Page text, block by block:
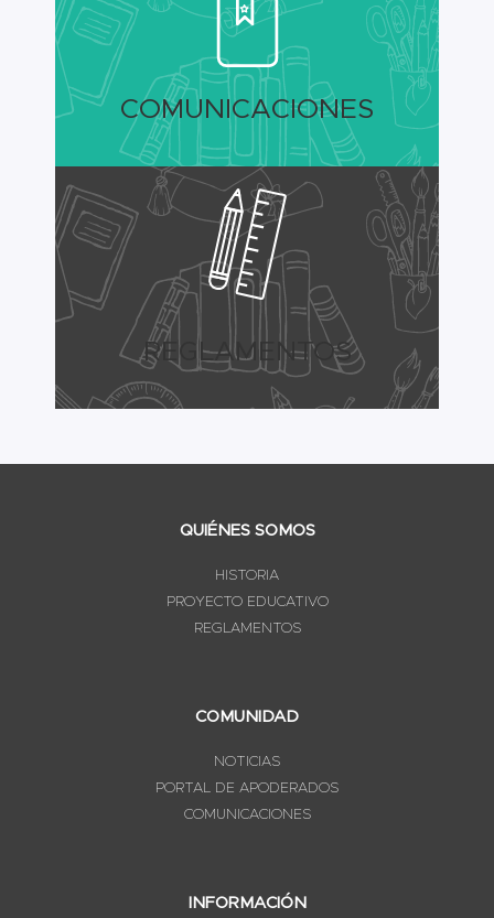
COMUNICACIONES
REGLAMENTOS
QUIÉNES SOMOS
HISTORIA
PROYECTO EDUCATIVO
REGLAMENTOS
COMUNIDAD
NOTICIAS
PORTAL DE APODERADOS
COMUNICACIONES
INFORMACIÓN